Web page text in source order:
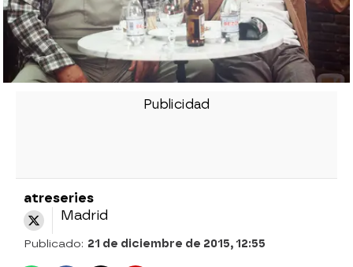
atreseries
Madrid
Publicado: 21 de diciembre de 2015, 12:55